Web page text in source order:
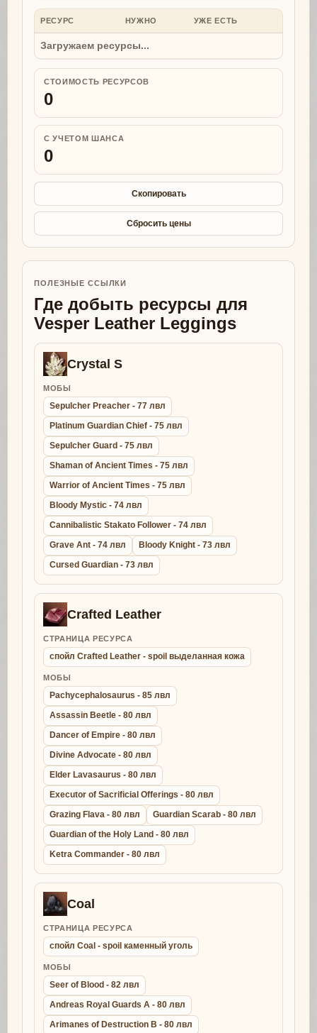
РЕСУРС НУЖНО УЖЕ ЕСТЬ
Загружаем ресурсы...
СТОИМОСТЬ РЕСУРСОВ
0
С УЧЕТОМ ШАНСА
0
Скопировать
Сбросить цены
ПОЛЕЗНЫЕ ССЫЛКИ
Где добыть ресурсы для
Vesper Leather Leggings
Crystal S
МОБЫ
Sepulcher Preacher - 77 лвл
Platinum Guardian Chief - 75 лвл
Sepulcher Guard - 75 лвл
Shaman of Ancient Times - 75 лвл
Warrior of Ancient Times - 75 лвл
Bloody Mystic - 74 лвл
Cannibalistic Stakato Follower - 74 лвл
Grave Ant - 74 лвл
Bloody Knight - 73 лвл
Cursed Guardian - 73 лвл
Crafted Leather
СТРАНИЦА РЕСУРСА
спойл Crafted Leather - spoil выделанная кожа
МОБЫ
Pachycephalosaurus - 85 лвл
Assassin Beetle - 80 лвл
Dancer of Empire - 80 лвл
Divine Advocate - 80 лвл
Elder Lavasaurus - 80 лвл
Executor of Sacrificial Offerings - 80 лвл
Grazing Flava - 80 лвл
Guardian Scarab - 80 лвл
Guardian of the Holy Land - 80 лвл
Ketra Commander - 80 лвл
Coal
СТРАНИЦА РЕСУРСА
спойл Coal - spoil каменный уголь
МОБЫ
Seer of Blood - 82 лвл
Andreas Royal Guards A - 80 лвл
Arimanes of Destruction B - 80 лвл